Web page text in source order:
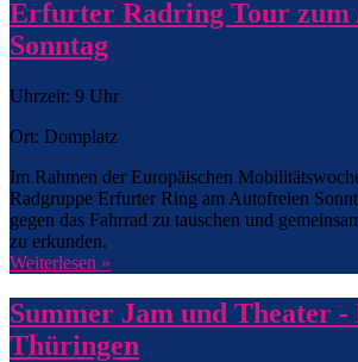
Erfurter Radring Tour zum
Sonntag
Uhrzeit: 9 Uhr
Ort: Domplatz
Im Rahmen der Europäischen
Radgruppe Erfurter Ring am Autofreien
gegen das Fahrrad zu tauschen und
zu erkunden.
Weiterlesen »
Summer Jam und Theater
Thüringen